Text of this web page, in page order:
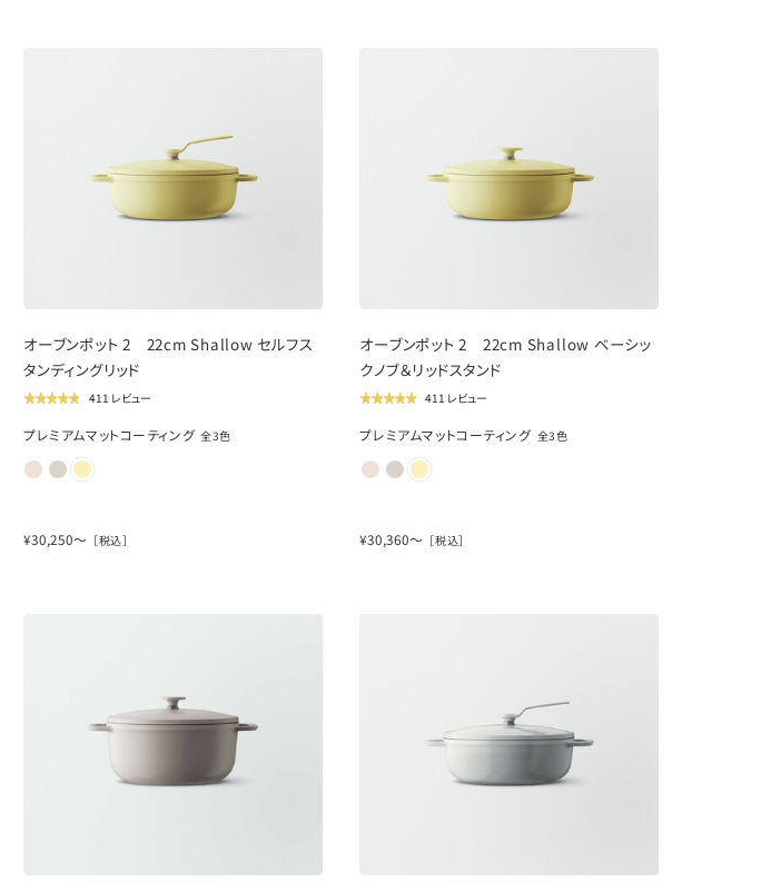
オーブンポット 2 22cm Shallow セルフス
タンディングリッド
411 レビュー
プレミアムマットコーティング 全3色
¥30,250〜 ［税込］
オーブンポット 2 22cm Shallow ベーシッ
クノブ＆リッドスタンド
411 レビュー
プレミアムマットコーティング 全3色
¥30,360〜 ［税込］